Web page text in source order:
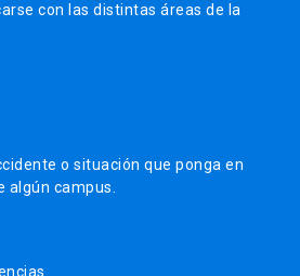
con las distintas áreas de la
o situación que ponga en
algún campus.